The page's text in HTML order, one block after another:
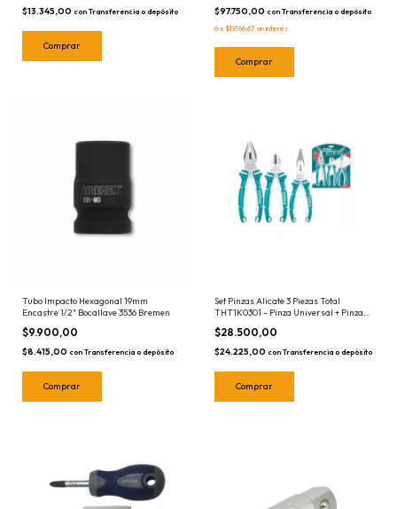
$13.345,00 con Transferencia o depósito $97.750,00 con Transferencia o depósito
6 x $19.166,67 sin interés
Tubo Impacto Hexagonal 19mm
Encastre 1/2" Bocallave 3536 Bremen
$9.900,00
$8.415,00 con Transferencia o depósito
Set Pinzas Alicate 3 Piezas Total
THT1K0301 - Pinza Universal + Pinza
Punta + Alicate
$28.500,00
$24.225,00 con Transferencia o depósito